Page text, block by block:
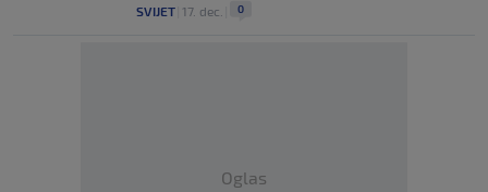
SVIJET 17. dec. 0
Oglas